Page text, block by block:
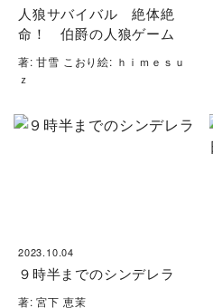
人狼サバイバル 絶体絶
命！ 伯爵の人狼ゲーム
著: 甘雪 こおり絵: ｈｉｍｅｓｕ
ｚ
2023.10.04
９時半までのシンデレラ
著: 宮下 恵茉